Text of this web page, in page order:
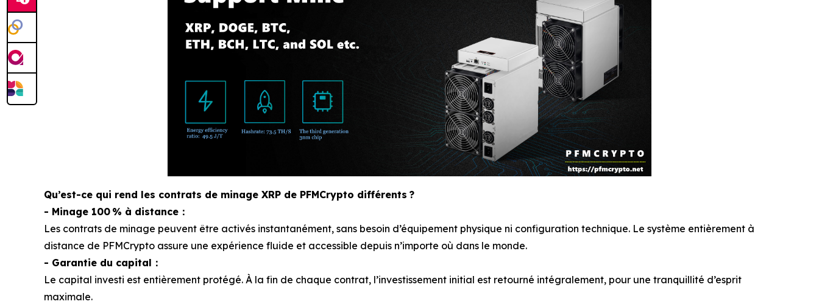
Qu’est-ce qui rend les contrats de minage XRP de PFMCrypto différents ?
- Minage 100 % à distance：
Les contrats de minage peuvent être activés instantanément, sans besoin d’équipement physique ni configuration technique. Le système entièrement à
distance de PFMCrypto assure une expérience fluide et accessible depuis n’importe où dans le monde.
- Garantie du capital：
Le capital investi est entièrement protégé. À la fin de chaque contrat, l’investissement initial est retourné intégralement, pour une tranquillité d’esprit
maximale.